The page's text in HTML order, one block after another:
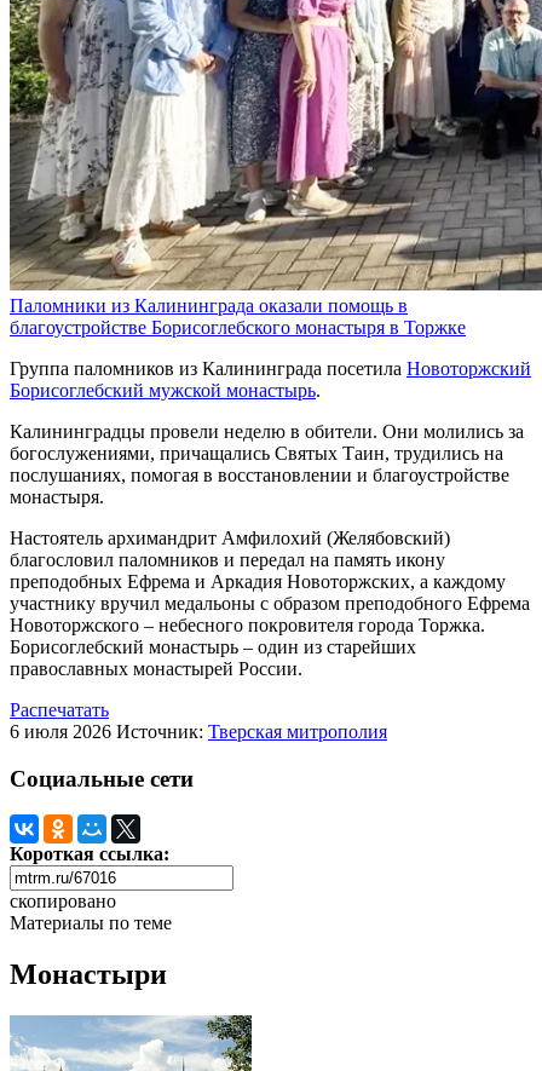
Паломники из Калининграда оказали помощь в
благоустройстве Борисоглебского монастыря в Торжке
Группа паломников из Калининграда посетила Новоторжский
Борисоглебский мужской монастырь.
Калининградцы провели неделю в обители. Они молились за
богослужениями, причащались Святых Таин, трудились на
послушаниях, помогая в восстановлении и благоустройстве
монастыря.
Настоятель архимандрит Амфилохий (Желябовский)
благословил паломников и передал на память икону
преподобных Ефрема и Аркадия Новоторжских, а каждому
участнику вручил медальоны с образом преподобного Ефрема
Новоторжского – небесного покровителя города Торжка.
Борисоглебский монастырь – один из старейших
православных монастырей России.
Распечатать
6 июля 2026 Источник: Тверская митрополия
Социальные сети
Короткая ссылка:
скопировано
Материалы по теме
Монастыри